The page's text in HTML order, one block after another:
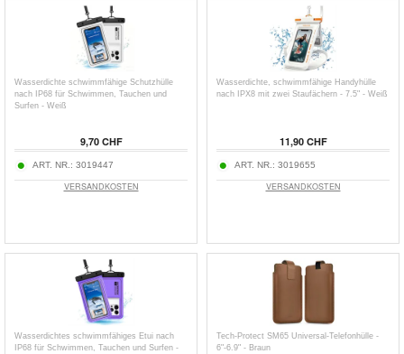
Wasserdichte schwimmfähige Schutzhülle
nach IP68 für Schwimmen, Tauchen und
Surfen - Weiß
9,70 CHF
ART. NR.: 3019447
VERSANDKOSTEN
Wasserdichte, schwimmfähige Handyhülle
nach IPX8 mit zwei Staufächern - 7.5" - Weiß
11,90 CHF
ART. NR.: 3019655
VERSANDKOSTEN
Wasserdichtes schwimmfähiges Etui nach
IP68 für Schwimmen, Tauchen und Surfen -
Tech-Protect SM65 Universal-Telefonhülle -
6"-6.9" - Braun